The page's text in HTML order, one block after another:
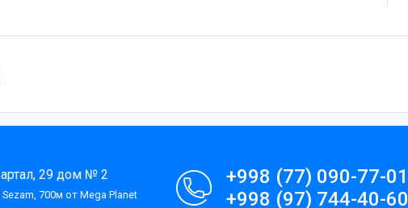
29 дом № 2
700м от Mega Planet
+998 (77) 090-77-01
+998 (97) 744-40-60